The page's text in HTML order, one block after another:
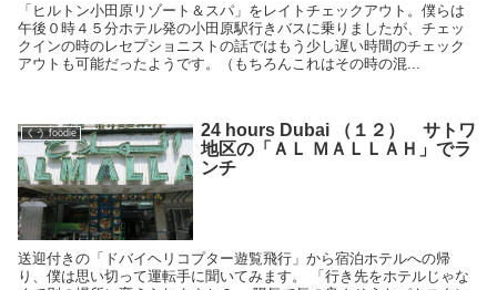
「ヒルトン小田原リゾート＆スパ」をレイトチェックアウト。僕らは
午後０時４５分ホテル発の小田原駅行きバスに乗りましたが、チェッ
クインの時のレセプショニストの話ではもう少し遅い時間のチェック
アウトも可能だったようです。（もちろんこれはその時の混...
くう foodie
24 hours Dubai （１２） サトワ
地区の「ＡＬ ＭＡＬＬＡＨ」でラ
ンチ
送迎付きの「ドバイヘリコプター遊覧飛行」から宿泊ホテルへの帰
り、僕は思い切って運転手に聞いてみます。 「行き先をホテルじゃな